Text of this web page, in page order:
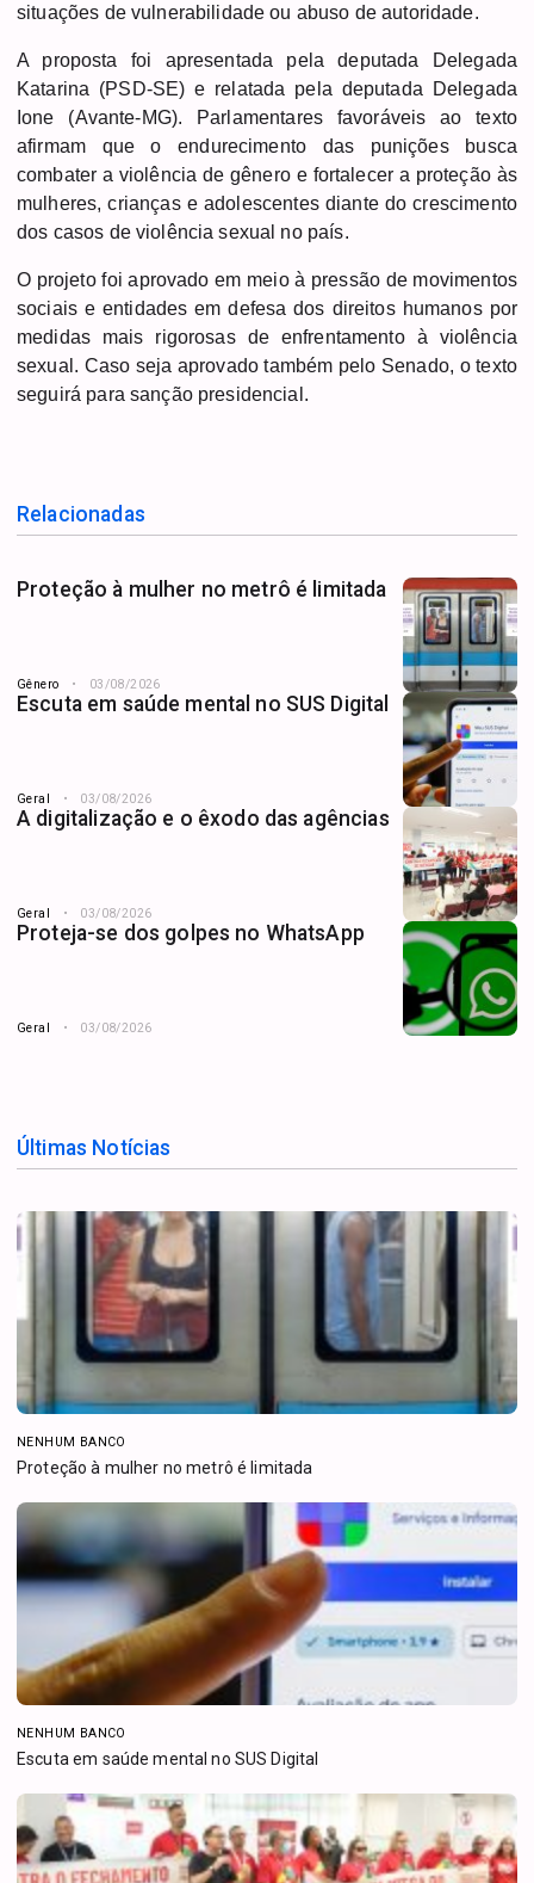
situações de vulnerabilidade ou abuso de autoridade.
A proposta foi apresentada pela deputada Delegada
Katarina (PSD-SE) e relatada pela deputada Delegada
Ione (Avante-MG). Parlamentares favoráveis ao texto
afirmam que o endurecimento das punições busca
combater a violência de gênero e fortalecer a proteção às
mulheres, crianças e adolescentes diante do crescimento
dos casos de violência sexual no país.
O projeto foi aprovado em meio à pressão de movimentos
sociais e entidades em defesa dos direitos humanos por
medidas mais rigorosas de enfrentamento à violência
sexual. Caso seja aprovado também pelo Senado, o texto
seguirá para sanção presidencial.
Relacionadas
Proteção à mulher no metrô é limitada
Gênero 03/08/2026
Escuta em saúde mental no SUS Digital
Geral 03/08/2026
A digitalização e o êxodo das agências
Geral 03/08/2026
Proteja-se dos golpes no WhatsApp
Geral 03/08/2026
Últimas Notícias
NENHUM BANCO
Proteção à mulher no metrô é limitada
NENHUM BANCO
Escuta em saúde mental no SUS Digital